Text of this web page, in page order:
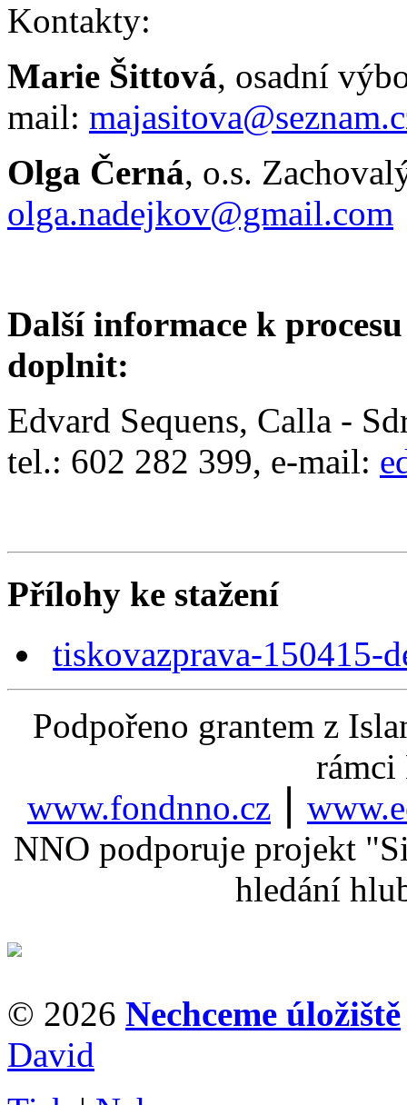
Kontakty:
Marie Šittová, osadní
mail:
Olga Černá, o.s.
olga.nadejkov@gmail.com
Další informace k
doplnit:
Edvard Sequens, Calla -
tel.: 602 282 399, e-mail:
Přílohy ke stažení
tiskovazprava-150415-
Podpořeno grantem z
rámci
www.fondnno.cz
NNO podporuje projekt
hledání
© 2026 Nechceme úložiště
David